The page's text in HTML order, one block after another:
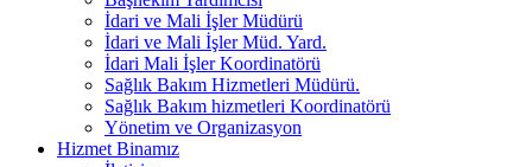
İdari ve Mali İşler Müdürü
İdari ve Mali İşler Müd. Yard.
İdari Mali İşler Koordinatörü
Sağlık Bakım Hizmetleri Müdürü.
Sağlık Bakım hizmetleri Koordinatörü
Yönetim ve Organizasyon
Hizmet Binamız